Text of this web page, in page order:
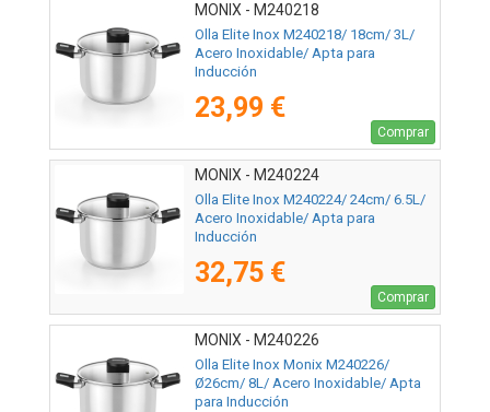
MONIX - M240218
Olla Elite Inox M240218/ 18cm/ 3L/
Acero Inoxidable/ Apta para
Inducción
23,99 €
Comprar
MONIX - M240224
Olla Elite Inox M240224/ 24cm/ 6.5L/
Acero Inoxidable/ Apta para
Inducción
32,75 €
Comprar
MONIX - M240226
Olla Elite Inox Monix M240226/
Ø26cm/ 8L/ Acero Inoxidable/ Apta
para Inducción